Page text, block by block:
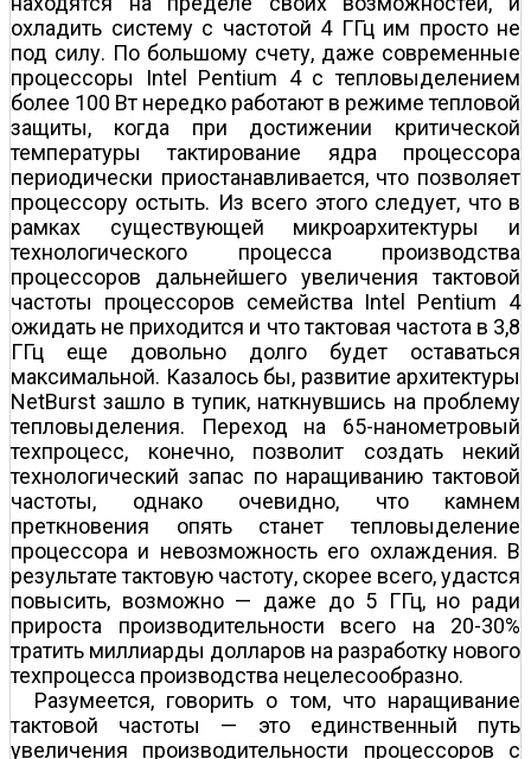
охладить систему с частотой 4 ГГц им просто не
под силу. По большому счету, даже современные
процессоры Intel Pentium 4 с тепловыделением
более 100 Вт нередко работают в режиме тепловой
защиты, когда при достижении критической
температуры тактирование ядра процессора
периодически приостанавливается, что позволяет
процессору остыть. Из всего этого следует, что в
рамках существующей микроархитектуры и
технологического процесса производства
процессоров дальнейшего увеличения тактовой
частоты процессоров семейства Intel Pentium 4
ожидать не приходится и что тактовая частота в 3,8
ГГц еще довольно долго будет оставаться
максимальной. Казалось бы, развитие архитектуры
NetBurst зашло в тупик, наткнувшись на проблему
тепловыделения. Переход на 65-нанометровый
техпроцесс, конечно, позволит создать некий
технологический запас по наращиванию тактовой
частоты, однако очевидно, что камнем
преткновения опять станет тепловыделение
процессора и невозможность его охлаждения. В
результате тактовую частоту, скорее всего, удастся
повысить, возможно — даже до 5 ГГц, но ради
прироста производительности всего на 20-30%
тратить миллиарды долларов на разработку нового
техпроцесса производства нецелесообразно.
Разумеется, говорить о том, что наращивание
тактовой частоты — это единственный путь
увеличения производительности процессоров с